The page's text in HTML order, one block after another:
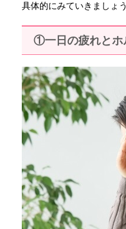
具体的にみていきましょう
①一日の疲れとホ